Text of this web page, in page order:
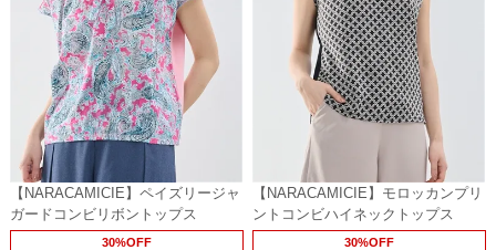
【NARACAMICIE】ペイズリージャ
ガードコンビリボントップス
30%OFF
【NARACAMICIE】モロッカンプリ
ントコンビハイネックトップス
30%OFF